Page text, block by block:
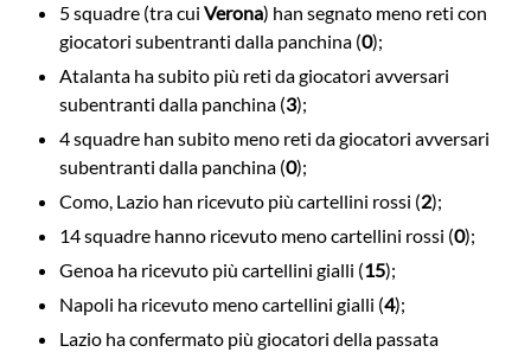
5 squadre (tra cui Verona) han segnato meno reti con
giocatori subentranti dalla panchina (0);
Atalanta ha subito più reti da giocatori avversari
subentranti dalla panchina (3);
4 squadre han subito meno reti da giocatori avversari
subentranti dalla panchina (0);
Como, Lazio han ricevuto più cartellini rossi (2);
14 squadre hanno ricevuto meno cartellini rossi (0);
Genoa ha ricevuto più cartellini gialli (15);
Napoli ha ricevuto meno cartellini gialli (4);
Lazio ha confermato più giocatori della passata